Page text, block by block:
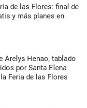
de las Flores: final de
y más planes en
Arelys Henao, tablado
por Santa Elena
Feria de las Flores